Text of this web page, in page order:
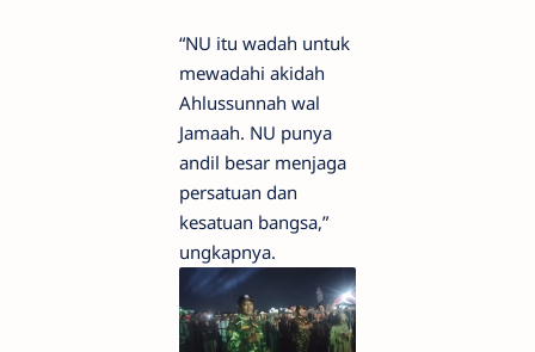
“NU itu wadah untuk
mewadahi akidah
Ahlussunnah wal
Jamaah. NU punya
andil besar menjaga
persatuan dan
kesatuan bangsa,”
ungkapnya.